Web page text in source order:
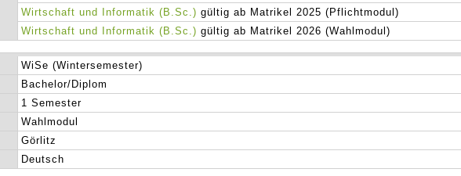
Wirtschaft und Informatik (B.Sc.) gültig ab Matrikel 2025 (Pflichtmodul)
Wirtschaft und Informatik (B.Sc.) gültig ab Matrikel 2026 (Wahlmodul)
WiSe (Wintersemester)
Bachelor/Diplom
1 Semester
Wahlmodul
Görlitz
Deutsch